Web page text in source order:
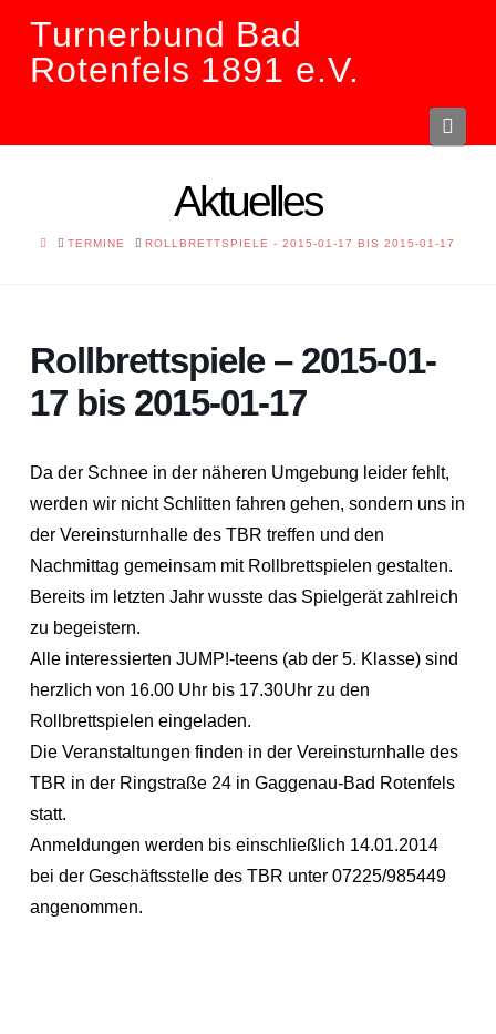
Turnerbund Bad
Rotenfels 1891 e.V.
Aktuelles
HOMETERMINE ROLLBRETTSPIELE - 2015-01-17 BIS 2015-01-17
Rollbrettspiele – 2015-01-
17 bis 2015-01-17
Da der Schnee in der näheren Umgebung leider fehlt,
werden wir nicht Schlitten fahren gehen, sondern uns in
der Vereinsturnhalle des TBR treffen und den
Nachmittag gemeinsam mit Rollbrettspielen gestalten.
Bereits im letzten Jahr wusste das Spielgerät zahlreich
zu begeistern.
Alle interessierten JUMP!-teens (ab der 5. Klasse) sind
herzlich von 16.00 Uhr bis 17.30Uhr zu den
Rollbrettspielen eingeladen.
Die Veranstaltungen finden in der Vereinsturnhalle des
TBR in der Ringstraße 24 in Gaggenau-Bad Rotenfels
statt.
Anmeldungen werden bis einschließlich 14.01.2014
bei der Geschäftsstelle des TBR unter 07225/985449
angenommen.